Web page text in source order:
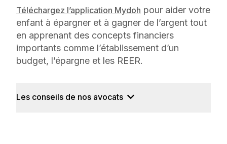
Téléchargez l’application Mydoh pour aider votre
enfant à épargner et à gagner de l’argent tout
en apprenant des concepts financiers
importants comme l’établissement d’un
budget, l’épargne et les REER.
Les conseils de nos avocats